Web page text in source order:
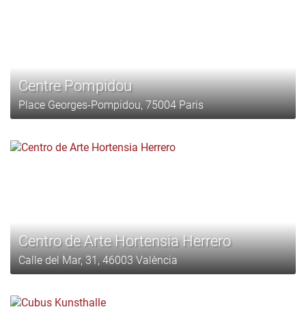
Centre Pompidou
Place Georges-Pompidou, 75004 Paris
Centro de Arte Hortensia Herrero
Calle del Mar, 31, 46003 València